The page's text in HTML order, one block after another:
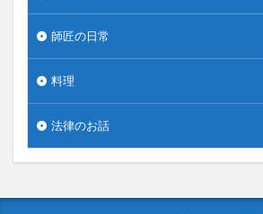
師匠の日常
料理
法律のお話